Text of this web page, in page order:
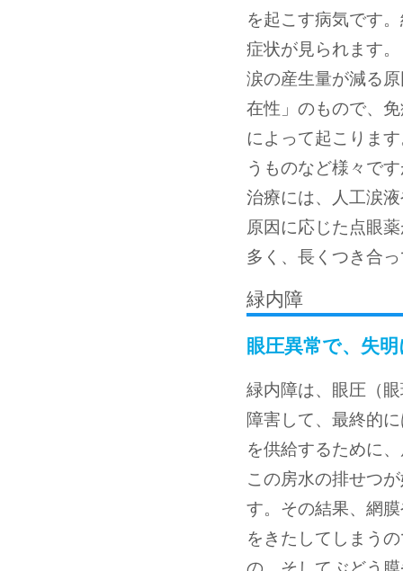
を起こす病気です
症状が見られます。
涙の産生量が減る
在性」のもので、
によって起こりま
うものなど様々で
治療には、人工涙
原因に応じた点眼
多く、長くつき合
緑内障
眼圧異常で、失
緑内障は、眼圧（
障害して、最終的
を供給するために
この房水の排せつ
す。その結果、網
をきたしてしまう